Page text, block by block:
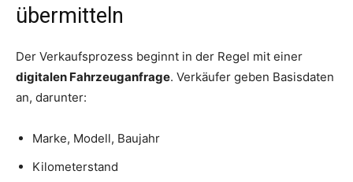
übermitteln
Der Verkaufsprozess beginnt in der Regel mit einer
digitalen Fahrzeuganfrage. Verkäufer geben Basisdaten
an, darunter:
Marke, Modell, Baujahr
Kilometerstand